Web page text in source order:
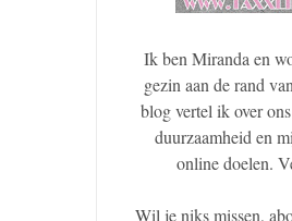
Ik ben Miranda en
gezin aan de rand
blog vertel ik over
duurzaamheid en
online doelen.
Wil je niks missen,